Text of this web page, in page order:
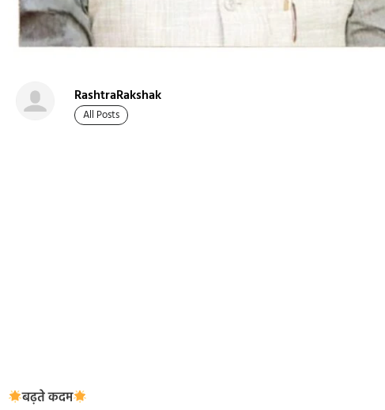
RashtraRakshak
All Posts
बढ़ते कदम